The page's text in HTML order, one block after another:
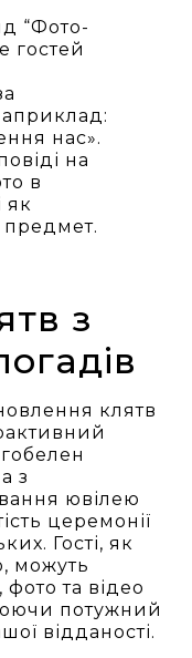
“Фото-
гостей
нас».
на
в
як
предмет.
з
клятв
з
ювілею
церемонії
Гості, як
можуть
та відео
потужний
відданості.